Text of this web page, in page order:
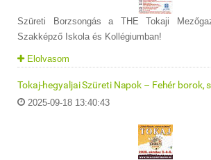
Szüreti Borzsongás a THE Tokaji
Szakképző Iskola és Kollégiumban!
Elolvasom
Tokaj-hegyaljai Szüreti Napok – Fehér borok,
2025-09-18 13:40:43